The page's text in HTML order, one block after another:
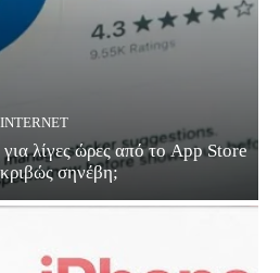
INTERNET
λίγες ώρες από το App Store
σηνέβη;